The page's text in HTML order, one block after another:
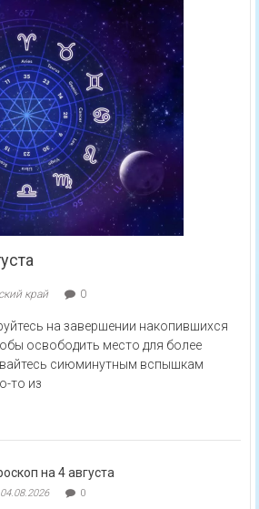
край 0
на завершении накопившихся
освободить место для более
сиюминутным вспышкам
то из
на 4 августа
04.08.2026 0